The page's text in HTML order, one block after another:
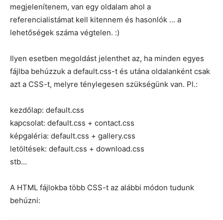
megjelenítenem, van egy oldalam ahol a
referencialistámat kell kitennem és hasonlók … a
lehetőségek száma végtelen. :)
Ilyen esetben megoldást jelenthet az, ha minden egyes
fájlba behúzzuk a default.css-t és utána oldalanként csak
azt a CSS-t, melyre ténylegesen szükségünk van. Pl.:
kezdőlap: default.css
kapcsolat: default.css + contact.css
képgaléria: default.css + gallery.css
letöltések: default.css + download.css
stb…
A HTML fájlokba több CSS-t az alábbi módon tudunk
behúzni: